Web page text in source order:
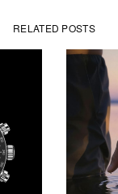
RELATED POSTS